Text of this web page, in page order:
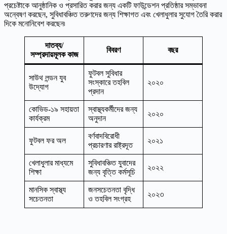
প্রচেষ্টাকে আনুষ্ঠানিক ও প্রসারিত করার জন্য একটি ফাউন্ডেশন প্রতিষ্ঠার সম্ভাবনা
অন্বেষণ করছেন, সুবিধাবঞ্চিত তরুণদের জন্য শিক্ষাগত এবং খেলাধুলার সুযোগ তৈরি করার
দিকে মনোনিবেশ করছেন৷
দাতব্য/
সম্প্রদায়মূলক কাজ
বিবরণ বছর
সাউথ লন্ডন যুব
উদ্যোগ
ফুটবল সুবিধার
সংস্কারে তহবিল
প্রদান
২০২০
কোভিড-১৯ সহায়তা
কার্যক্রম
স্বাস্থ্যকর্মীদের জন্য
অনুদান
২০২০
ফুটবল ফর অল
বর্ণবাদবিরোধী
প্রচারণার রাষ্ট্রদূত
২০২১
খেলাধুলার মাধ্যমে
শিক্ষা
সুবিধাবঞ্চিত যুবাদের
জন্য বৃত্তি কর্মসূচি
২০২২
মানসিক স্বাস্থ্য
সচেতনতা
জনসচেতনতা বৃদ্ধি
ও তহবিল সংগ্রহ
২০২৩